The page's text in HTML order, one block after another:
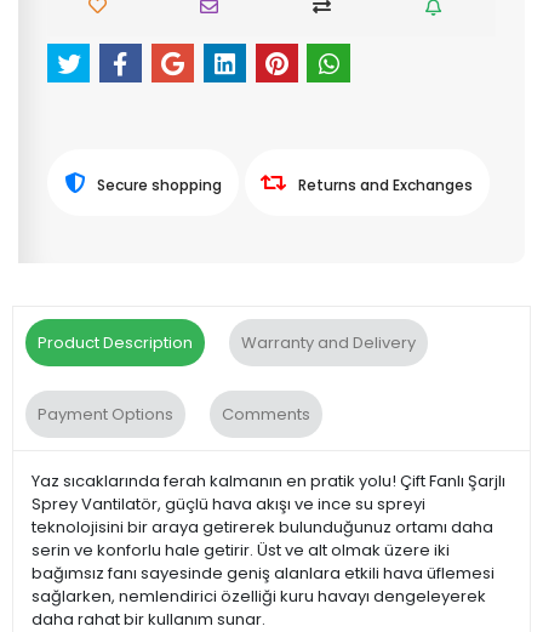
Secure shopping Returns and Exchanges
Product Description Warranty and Delivery
Payment Options Comments
Yaz sıcaklarında ferah kalmanın en pratik yolu! Çift Fanlı Şarjlı
Sprey Vantilatör, güçlü hava akışı ve ince su spreyi
teknolojisini bir araya getirerek bulunduğunuz ortamı daha
serin ve konforlu hale getirir. Üst ve alt olmak üzere iki
bağımsız fanı sayesinde geniş alanlara etkili hava üflemesi
sağlarken, nemlendirici özelliği kuru havayı dengeleyerek
daha rahat bir kullanım sunar.